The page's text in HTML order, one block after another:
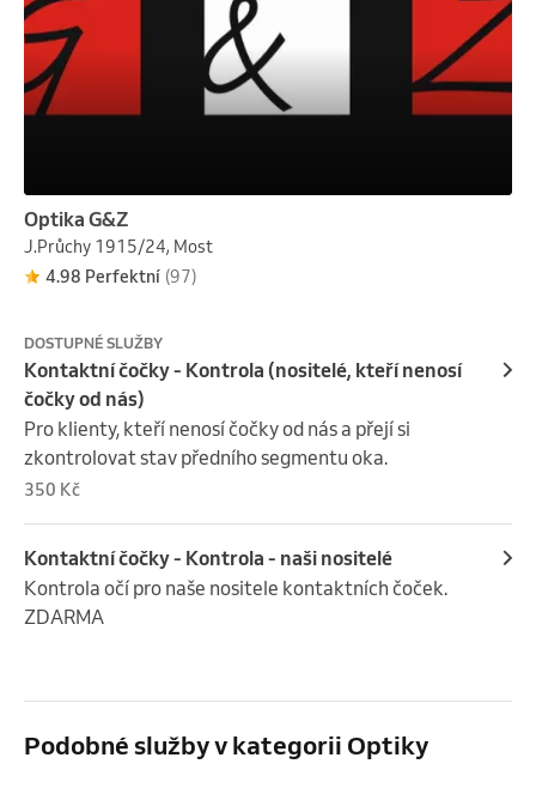
Optika G&Z
J.Průchy 1915/24, Most
4.98 Perfektní (97)
DOSTUPNÉ SLUŽBY
Kontaktní čočky - Kontrola (nositelé, kteří nenosí
čočky od nás)
Pro klienty, kteří nenosí čočky od nás a přejí si
zkontrolovat stav předního segmentu oka.
350 Kč
Kontaktní čočky - Kontrola - naši nositelé
Kontrola očí pro naše nositele kontaktních čoček.
ZDARMA
Podobné služby v kategorii Optiky